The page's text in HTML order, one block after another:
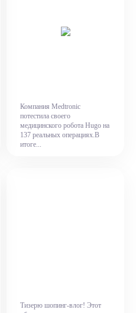
Компания Medtronic
потестила своего
медицинского робота Hugo на
137 реальных операциях.В
итоге...
Тизерю шопинг-влог! Этот